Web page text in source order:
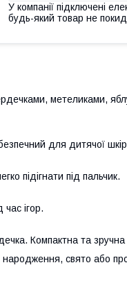
У компанії підключені
будь-який товар не
метеликами,
для дитячої
підігнати під пальчик.
ігор.
Компактна та зручна
свято або